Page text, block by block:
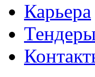
Карьера